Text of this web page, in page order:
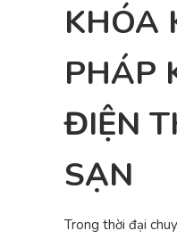
KHÓA
PHÁP
ĐIỆN
SẠN
Trong thời đại